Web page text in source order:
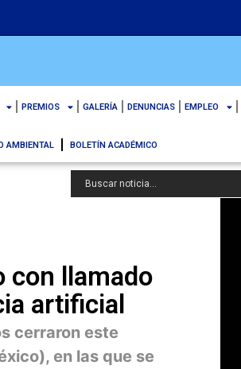
PREMIOS GALERÍA DENUNCIAS EMPLEO
AMBIENTAL BOLETÍN ACADÉMICO
con llamado
artificial
cerraron este
en las que se